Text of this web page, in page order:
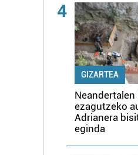
4
GIZARTEA
ezagutzeko
Adrianera
eginda